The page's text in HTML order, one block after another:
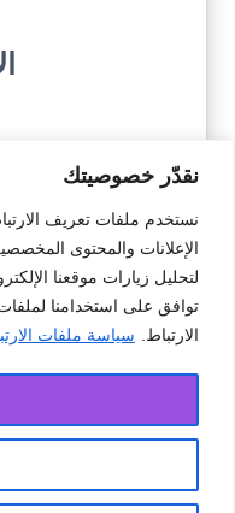
نقدّر خصوصيتك
نستخدم ملفات تعريف
الإعلانات والمحتوى
لتحليل زيارات موقعنا
توافق على استخدامنا
الارتباط.
سياسة ملفات#اتصال #التزام